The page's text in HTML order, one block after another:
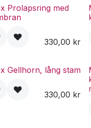
Prolapsring med
330,00 kr
Gellhorn, lång stam
330,00 kr